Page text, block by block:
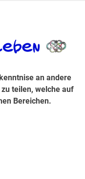
Bereichen.
an andere
teilen, welche auf
Bereichen.